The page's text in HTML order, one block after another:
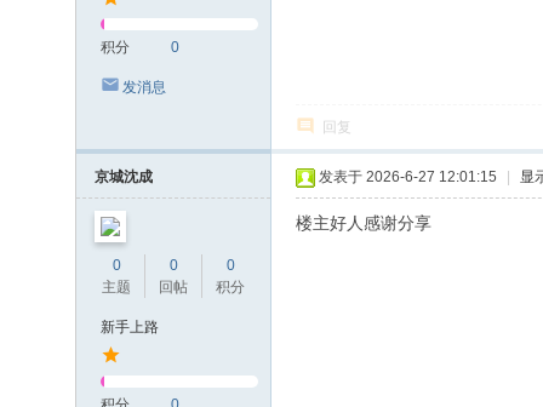
积分 0
发消息
回复
京城沈成
0
主题
0
回帖
0
积分
新手上路
发表于 2026-6-27 12:01:15 显
楼主好人感谢分享